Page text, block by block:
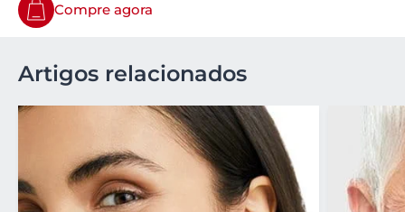
Compre agora
Artigos relacionados